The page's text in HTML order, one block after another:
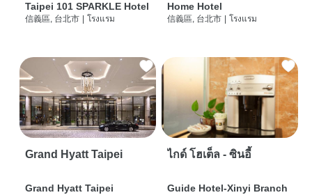
Taipei 101 SPARKLE Hotel
信義區, 台北市 โรงแรม
Home Hotel
信義區, 台北市 โรงแรม
Grand Hyatt Taipei
Grand Hyatt Taipei
ไกด์ โฮเต็ล - ซินอี้
Guide Hotel-Xinyi Branch